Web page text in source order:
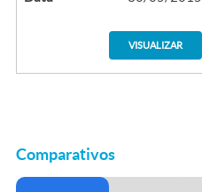
VISUALIZAR
Comparativos